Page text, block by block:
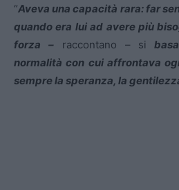
“Aveva una capacità rara: far
quando era lui ad avere più
forza –raccontano – si
normalità con cui affrontava
sempre la speranza, la gentilezza